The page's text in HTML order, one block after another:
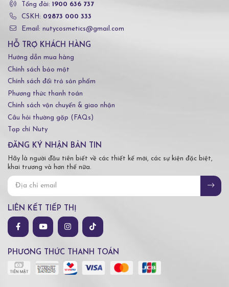
Tổng đài: 1900 636 737
CSKH: 02873 000 333
Email: nutycosmetics@gmail.com
HỖ TRỢ KHÁCH HÀNG
Hướng dẫn mua hàng
Chính sách bảo mật
Chính sách đổi trả sản phẩm
Phương thức thanh toán
Chính sách vận chuyển & giao nhận
Câu hỏi thường gặp (FAQs)
Tạp chí Nuty
ĐĂNG KÝ NHẬN BẢN TIN
Hãy là người đầu tiên biết về các thiết kế mới, các sự kiện đặc biệt,
khai trương và hơn thế nữa.
LIÊN KẾT TIẾP THỊ
PHƯƠNG THỨC THANH TOÁN